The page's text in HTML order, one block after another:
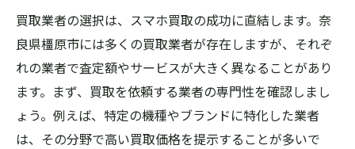
買取業者の選択は、スマホ買取の成功に直結します。奈
良県橿原市には多くの買取業者が存在しますが、それぞ
れの業者で査定額やサービスが大きく異なることがあり
ます。まず、買取を依頼する業者の専門性を確認しまし
ょう。例えば、特定の機種やブランドに特化した業者
は、その分野で高い買取価格を提示することが多いで